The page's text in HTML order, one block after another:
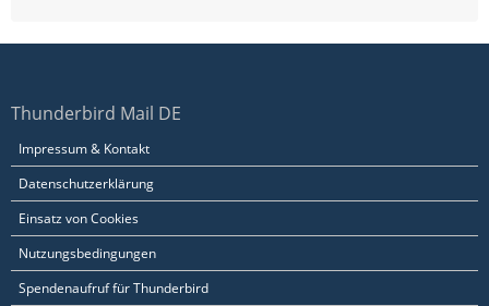
Thunderbird Mail DE
Impressum & Kontakt
Datenschutzerklärung
Einsatz von Cookies
Nutzungsbedingungen
Spendenaufruf für Thunderbird